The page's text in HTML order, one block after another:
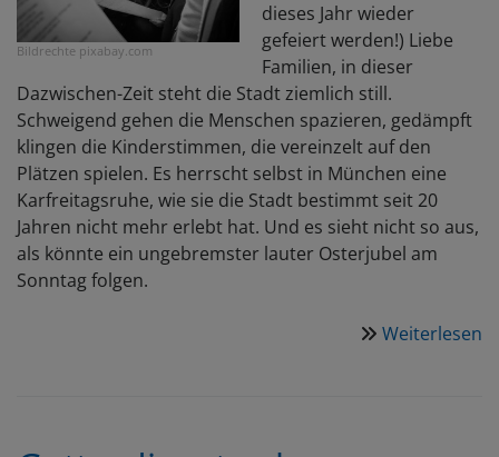
Bildrechte pixabay.com
dieses Jahr wieder
gefeiert werden!) Liebe
Familien, in dieser
Dazwischen-Zeit steht die Stadt ziemlich still.
Schweigend gehen die Menschen spazieren, gedämpft
klingen die Kinderstimmen, die vereinzelt auf den
Plätzen spielen. Es herrscht selbst in München eine
Karfreitagsruhe, wie sie die Stadt bestimmt seit 20
Jahren nicht mehr erlebt hat. Und es sieht nicht so aus,
als könnte ein ungebremster lauter Osterjubel am
Sonntag folgen.
Weiterlesen